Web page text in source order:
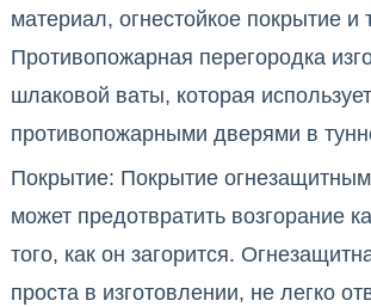
материал, огнестойкое покрытие и
Противопожарная перегородка
шлаковой ваты, которая
противопожарными дверями в
Покрытие: Покрытие
может предотвратить возгорание
того, как он загорится.
проста в изготовлении, не легко